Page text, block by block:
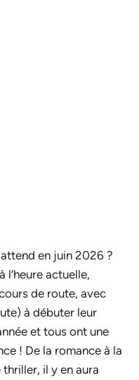
en juin 2026 ?
l’heure actuelle,
de route, avec
à débuter leur
et tous ont une
! De la romance à la
thriller, il y en aura